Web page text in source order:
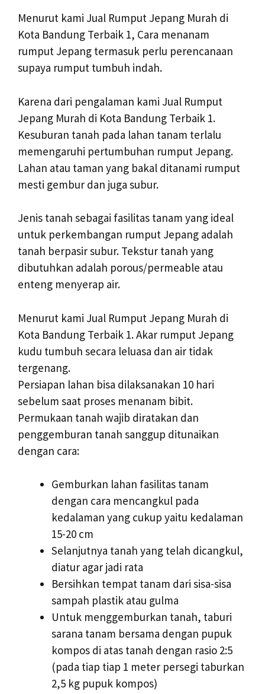
Menurut kami Jual Rumput Jepang Murah di
Kota Bandung Terbaik 1, Cara menanam
rumput Jepang termasuk perlu perencanaan
supaya rumput tumbuh indah.
Karena dari pengalaman kami Jual Rumput
Jepang Murah di Kota Bandung Terbaik 1.
Kesuburan tanah pada lahan tanam terlalu
memengaruhi pertumbuhan rumput Jepang.
Lahan atau taman yang bakal ditanami rumput
mesti gembur dan juga subur.
Jenis tanah sebagai fasilitas tanam yang ideal
untuk perkembangan rumput Jepang adalah
tanah berpasir subur. Tekstur tanah yang
dibutuhkan adalah porous/permeable atau
enteng menyerap air.
Menurut kami Jual Rumput Jepang Murah di
Kota Bandung Terbaik 1. Akar rumput Jepang
kudu tumbuh secara leluasa dan air tidak
tergenang.
Persiapan lahan bisa dilaksanakan 10 hari
sebelum saat proses menanam bibit.
Permukaan tanah wajib diratakan dan
penggemburan tanah sanggup ditunaikan
dengan cara:
Gemburkan lahan fasilitas tanam
dengan cara mencangkul pada
kedalaman yang cukup yaitu kedalaman
15-20 cm
Selanjutnya tanah yang telah dicangkul,
diatur agar jadi rata
Bersihkan tempat tanam dari sisa-sisa
sampah plastik atau gulma
Untuk menggemburkan tanah, taburi
sarana tanam bersama dengan pupuk
kompos di atas tanah dengan rasio 2:5
(pada tiap tiap 1 meter persegi taburkan
2,5 kg pupuk kompos)